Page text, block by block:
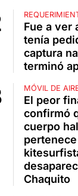
Fue a ver
tenía
captura
terminó
MÓVIL DE
El peor
confirmó
cuerpo
Chaquito